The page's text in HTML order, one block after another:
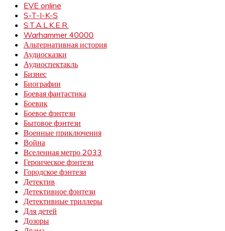
EVE online
S-T-I-K-S
S.T.A.L.K.E.R.
Warhammer 40000
Альтернативная история
Аудиосказки
Аудиоспектакль
Бизнес
Биографии
Боевая фантастика
Боевик
Боевое фэнтези
Бытовое фэнтези
Военные приключения
Война
Вселенная метро 2033
Героическое фэнтези
Городское фэнтези
Детектив
Детективное фэнтези
Детективные триллеры
Для детей
Дозоры